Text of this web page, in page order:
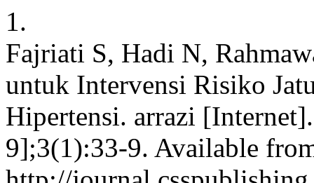
1.
Fajriati S, Hadi N,
untuk Intervensi Risiko
Hipertensi. arrazi
9];3(1):33-9. Available